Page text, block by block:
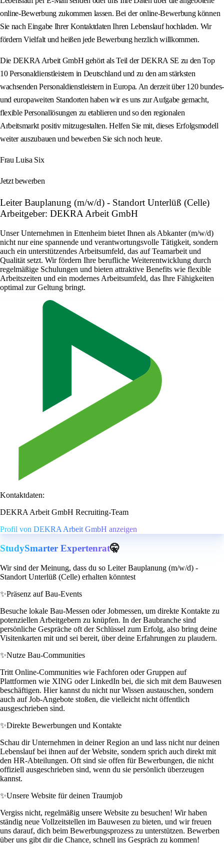
online-Bewerbung zukommen lassen. Bei der online-Bewerbung können
Sie nach Eingabe Ihrer Kontaktdaten Ihren Lebenslauf hochladen. Wir
fördern Vielfalt und heißen jede Bewerbung herzlich willkommen.
Die DEKRA Arbeit GmbH gehört als Teil der DEKRA SE zu den Top
10 Personaldienstleistern in Deutschland und zu den am stärksten
wachsenden Personaldienstleistern in Europa. An derzeit über 120 bundes-
und europaweiten Standorten haben wir es uns zur Aufgabe gemacht,
flexible Personallösungen zu etablieren und so den regionalen
Arbeitsmarkt positiv mitzugestalten. Helfen Sie mit, dieses Erfolgsmodell
weiter auszubauen und bewerben Sie sich noch heute.
Frau Luisa Six
Jetzt bewerben
Leiter Bauplanung (m/w/d) - Standort Unterlüß (Celle)
Arbeitgeber: DEKRA Arbeit GmbH
Unser Unternehmen in Ettenheim bietet Ihnen als Abkanter (m/w/d)
nicht nur eine spannende und verantwortungsvolle Tätigkeit, sondern
auch ein unterstützendes Arbeitsumfeld, das auf Teamarbeit und
Qualität setzt. Wir fördern Ihre berufliche Weiterentwicklung durch
regelmäßige Schulungen und bieten attraktive Benefits wie flexible
Arbeitszeiten und ein modernes Arbeitsumfeld, das Ihre Fähigkeiten
optimal zur Geltung bringt.
Kontaktdaten:
DEKRA Arbeit GmbH Recruiting-Team
Profil von DEKRA Arbeit GmbH anzeigen
StudySmarter Expertenrat🤫
Wir sind der Meinung, dass du so Leiter Bauplanung (m/w/d) -
Standort Unterlüß (Celle) erhalten könntest
✨Präsenz auf Bau-Events
Besuche lokale Bau-Messen oder Jobmessen, um direkte Kontakte zu
potenziellen Arbeitgebern zu knüpfen. In der Baubranche sind
persönliche Gespräche oft der Schlüssel zum Erfolg, also bring deine
Visitenkarten mit und sei bereit, über deine Erfahrungen zu plaudern.
✨Nutze Bau-Communities
Tritt Online-Communities wie Fachforen oder Gruppen auf
Plattformen wie XING oder LinkedIn bei, die sich mit dem Bauwesen
beschäftigen. Hier kannst du nicht nur Wissen austauschen, sondern
auch auf Job-Angebote stoßen, die vielleicht nicht öffentlich
ausgeschrieben sind.
✨Direkte Bewerbungen und Kontakte
Schau dir Unternehmen in deiner Region an und lass nicht nur deinen
Lebenslauf bei ihnen auf der Website, sondern sprich auch direkt mit
den HR-Abteilungen. Oft sind sie offen für Bewerbungen, die nicht
offiziell ausgeschrieben sind, wenn du sie persönlich überzeugen
kannst.
✨Unsere Website für deinen Traumjob
Vergiss nicht, regelmäßig unsere Website zu besuchen! Wir haben
ständig neue Vollzeitstellen im Bauwesen zu bieten, und wir freuen
uns darauf, dich beim Bewerbungsprozess zu unterstützen. Bewerben
über uns gibt dir die Chance, schnell ins Gespräch zu kommen!